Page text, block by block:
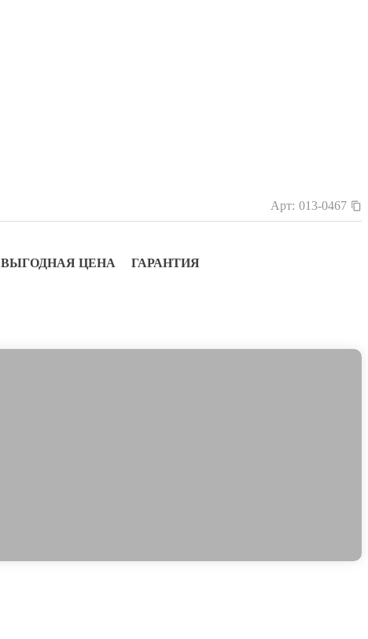
Арт: 013-0467
ВЫГОДНАЯ ЦЕНА ГАРАНТИЯ